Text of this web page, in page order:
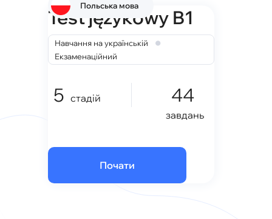
Польська мова
Test językowy B1
Навчання на українській •
Екзаменаційний
5 стадій 44
завдань
Почати